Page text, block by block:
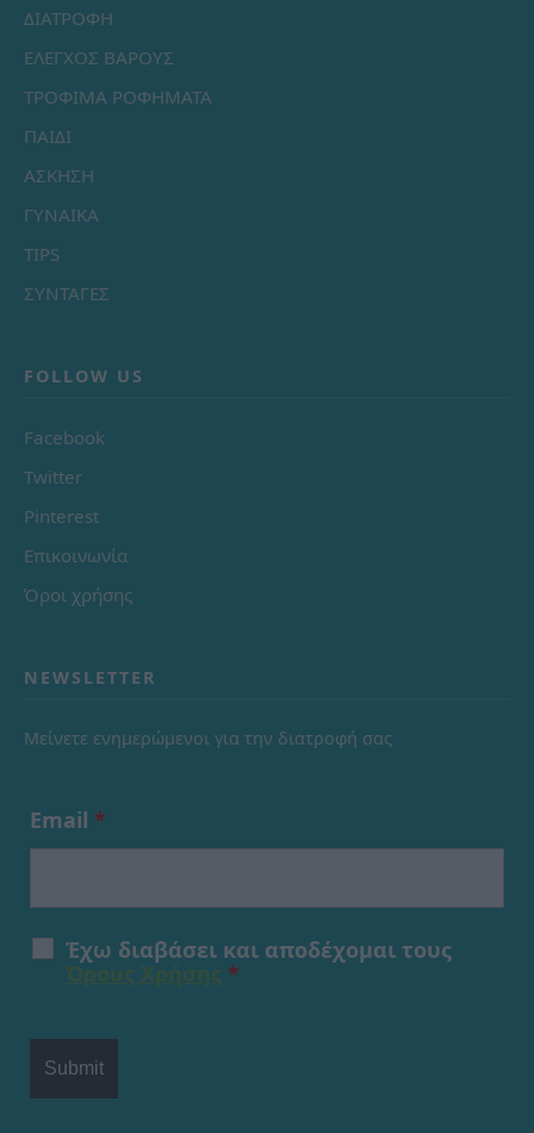
ΔΙΑΤΡΟΦΗ
ΕΛΕΓΧΟΣ ΒΑΡΟΥΣ
ΤΡΟΦΙΜΑ ΡΟΦΗΜΑΤΑ
ΠΑΙΔΙ
ΑΣΚΗΣΗ
ΓΥΝΑΙΚΑ
TIPS
ΣΥΝΤΑΓΕΣ
FOLLOW US
Facebook
Twitter
Pinterest
Επικοινωνία
Όροι χρήσης
NEWSLETTER
Μείνετε ενημερώμενοι για την διατροφή σας
Email *
Έχω διαβάσει και αποδέχομαι τους
*